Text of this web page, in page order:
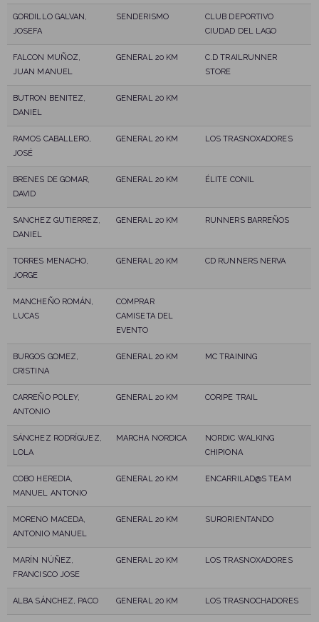
GORDILLO GALVAN,
JOSEFA
SENDERISMO
CLUB DEPORTIVO
CIUDAD DEL LAGO
FALCON MUÑOZ,
JUAN MANUEL
GENERAL 20 KM
C.D TRAILRUNNER
STORE
BUTRON BENITEZ,
DANIEL
GENERAL 20 KM
RAMOS CABALLERO,
JOSÉ
GENERAL 20 KM LOS TRASNOXADORES
BRENES DE GOMAR,
DAVID
GENERAL 20 KM ÉLITE CONIL
SANCHEZ GUTIERREZ,
DANIEL
GENERAL 20 KM RUNNERS BARREÑOS
TORRES MENACHO,
JORGE
GENERAL 20 KM CD RUNNERS NERVA
MANCHEÑO ROMÁN,
LUCAS
COMPRAR
CAMISETA DEL
EVENTO
BURGOS GOMEZ,
CRISTINA
GENERAL 20 KM MC TRAINING
CARREÑO POLEY,
ANTONIO
GENERAL 20 KM CORIPE TRAIL
SÁNCHEZ RODRÍGUEZ,
LOLA
MARCHA NORDICA
NORDIC WALKING
CHIPIONA
COBO HEREDIA,
MANUEL ANTONIO
GENERAL 20 KM ENCARRILAD@S TEAM
MORENO MACEDA,
ANTONIO MANUEL
GENERAL 20 KM SURORIENTANDO
MARÍN NÚÑEZ,
FRANCISCO JOSE
GENERAL 20 KM LOS TRASNOXADORES
ALBA SÁNCHEZ, PACO GENERAL 20 KM LOS TRASNOCHADORES